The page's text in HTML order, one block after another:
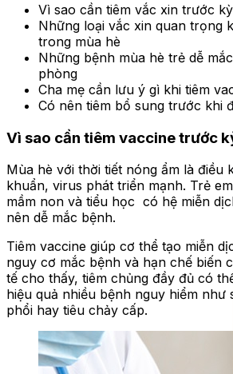
Vì sao cần tiêm vắc xin trước kỳ
Những loại vắc xin quan trọng
trong mùa hè
Những bệnh mùa hè trẻ dễ mắc
phòng
Cha mẹ cần lưu ý gì khi tiêm
Có nên tiêm bổ sung trước khi
Vì sao cần tiêm vaccine trước kỳ
Mùa hè với thời tiết nóng ẩm là điều
khuẩn, virus phát triển mạnh. Trẻ em
mầm non và tiểu học có hệ miễn
nên dễ mắc bệnh.
Tiêm vaccine giúp cơ thể tạo miễn
nguy cơ mắc bệnh và hạn chế biến
tế cho thấy, tiêm chủng đầy đủ có
hiệu quả nhiều bệnh nguy hiểm như
phổi hay tiêu chảy cấp.